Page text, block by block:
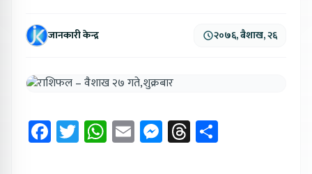
जानकारी केन्द्र २०७६, बैशाख, २६
Facebook
Twitter
WhatsApp
EmailMessenger
Threads